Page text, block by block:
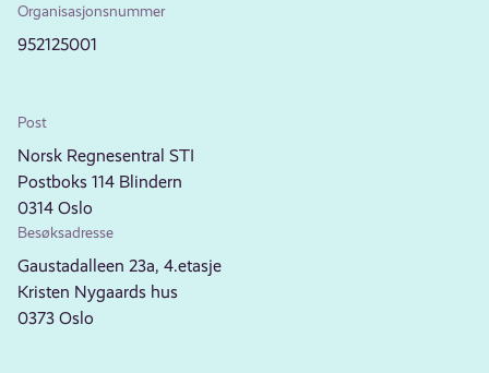
Organisasjonsnummer
952125001
Post
Norsk Regnesentral STI
Postboks 114 Blindern
0314 Oslo
Besøksadresse
Gaustadalleen 23a, 4.etasje
Kristen Nygaards hus
0373 Oslo